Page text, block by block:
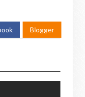
Blogger